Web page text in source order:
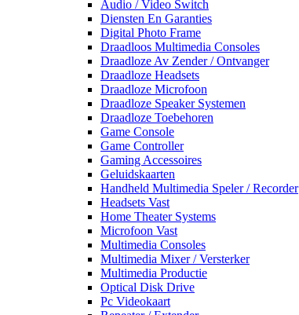
Audio / Video Switch
Diensten En Garanties
Digital Photo Frame
Draadloos Multimedia Consoles
Draadloze Av Zender / Ontvanger
Draadloze Headsets
Draadloze Microfoon
Draadloze Speaker Systemen
Draadloze Toebehoren
Game Console
Game Controller
Gaming Accessoires
Geluidskaarten
Handheld Multimedia Speler / Recorder
Headsets Vast
Home Theater Systems
Microfoon Vast
Multimedia Consoles
Multimedia Mixer / Versterker
Multimedia Productie
Optical Disk Drive
Pc Videokaart